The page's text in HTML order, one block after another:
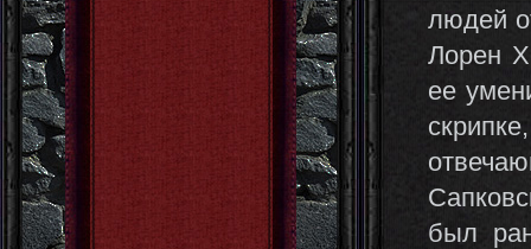
людей
Лорен
ее
был